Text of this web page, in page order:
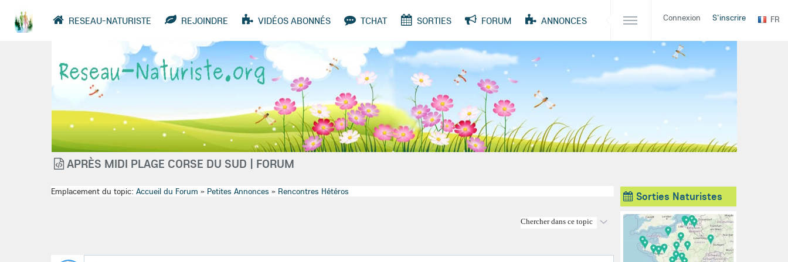
Connexion S'inscrire FR
RESEAU-NATURISTE REJOINDRE VIDÉOS ABONNÉS TCHAT SORTIES FORUM ANNONCES
ANNUAIRE GROUPES SONDAGES
APRÈS MIDI PLAGE CORSE DU SUD | FORUM
Emplacement du topic: Accueil du Forum » Petites Annonces » Rencontres Hétéros Sorties Naturistes